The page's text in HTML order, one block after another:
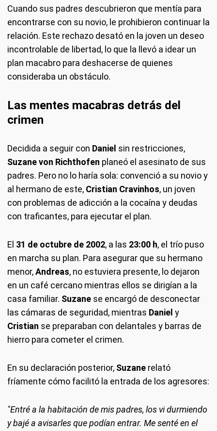
Cuando sus padres descubrieron que mentía para
encontrarse con su novio, le prohibieron continuar la
relación. Este rechazo desató en la joven un deseo
incontrolable de libertad, lo que la llevó a idear un
plan macabro para deshacerse de quienes
consideraba un obstáculo.
Las mentes macabras detrás del
crimen
Decidida a seguir con Daniel sin restricciones,
Suzane von Richthofen planeó el asesinato de sus
padres. Pero no lo haría sola: convenció a su novio y
al hermano de este, Cristian Cravinhos, un joven
con problemas de adicción a la cocaína y deudas
con traficantes, para ejecutar el plan.
El 31 de octubre de 2002, a las 23:00 h, el trío puso
en marcha su plan. Para asegurar que su hermano
menor,Andreas, no estuviera presente, lo dejaron
en un café cercano mientras ellos se dirigían a la
casa familiar. Suzane se encargó de desconectar
las cámaras de seguridad, mientras Daniel y
Cristian se preparaban con delantales y barras de
hierro para cometer el crimen.
En su declaración posterior, Suzane relató
fríamente cómo facilitó la entrada de los agresores:
"Entré a la habitación de mis padres, los vi durmiendo
y bajé a avisarles que podían entrar. Me senté en el